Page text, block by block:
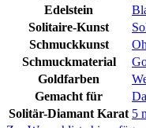
Edelstein
Solitaire-Kunst
Schmuckkunst
Schmuckmaterial
Goldfarben
Gemacht für
Solitär-Diamant Karat 5